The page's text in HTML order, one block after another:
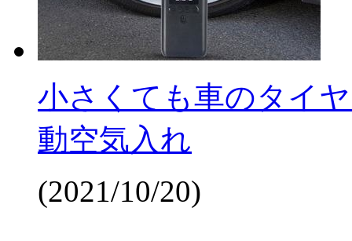
小さくても車のタイ
動空気入れ
(2021/10/20)